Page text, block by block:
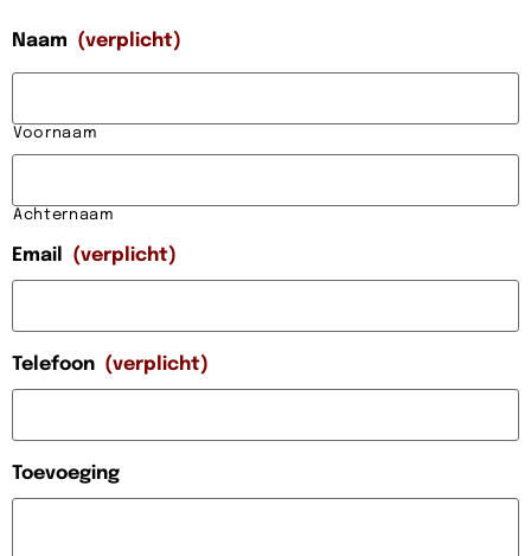
Naam (verplicht)
Voornaam
Achternaam
Email (verplicht)
Telefoon (verplicht)
Toevoeging